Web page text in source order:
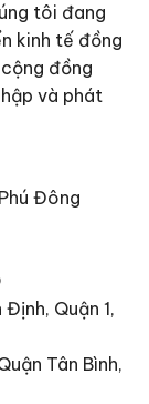
tôi đang
kinh tế đồng
đồng
và phát
Đông
Quận 1,
Tân Bình,